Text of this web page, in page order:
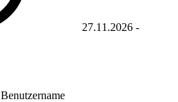
27.11.2026 -
Benutzername